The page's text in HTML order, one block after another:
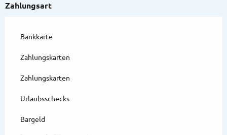
Zahlungsart
Bankkarte
Zahlungskarten
Zahlungskarten
Urlaubsschecks
Bargeld